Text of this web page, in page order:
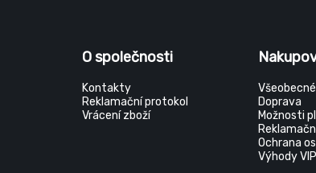
O společnosti
Kontakty
Reklamační protokol
Vrácení zboží
Doprava
Možnosti
Ochrana
Výhody